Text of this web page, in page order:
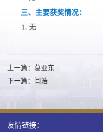
三、主要获奖情况：
1.无
上一篇：葛亚东
下一篇：闫浩
友情链接：